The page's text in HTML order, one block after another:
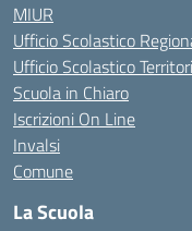
MIUR
Ufficio Scolastico
Ufficio Scolastico
Scuola in Chiaro
Iscrizioni On Line
Invalsi
Comune
La Scuola